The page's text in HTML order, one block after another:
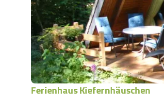
Ferienhaus Kiefernhäuschen